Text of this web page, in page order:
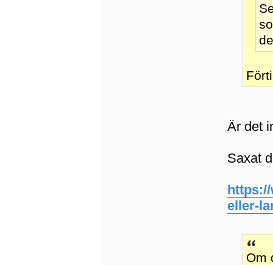
Är det
Saxat
eller-
Om